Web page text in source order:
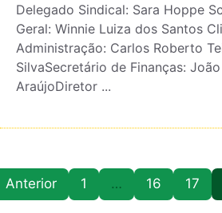
Delegado Sindical: Sara Hoppe
Geral: Winnie Luiza dos Santos
Administração: Carlos Roberto
SilvaSecretário de Finanças:
AraújoDiretor ...
Anterior 1 … 16 17